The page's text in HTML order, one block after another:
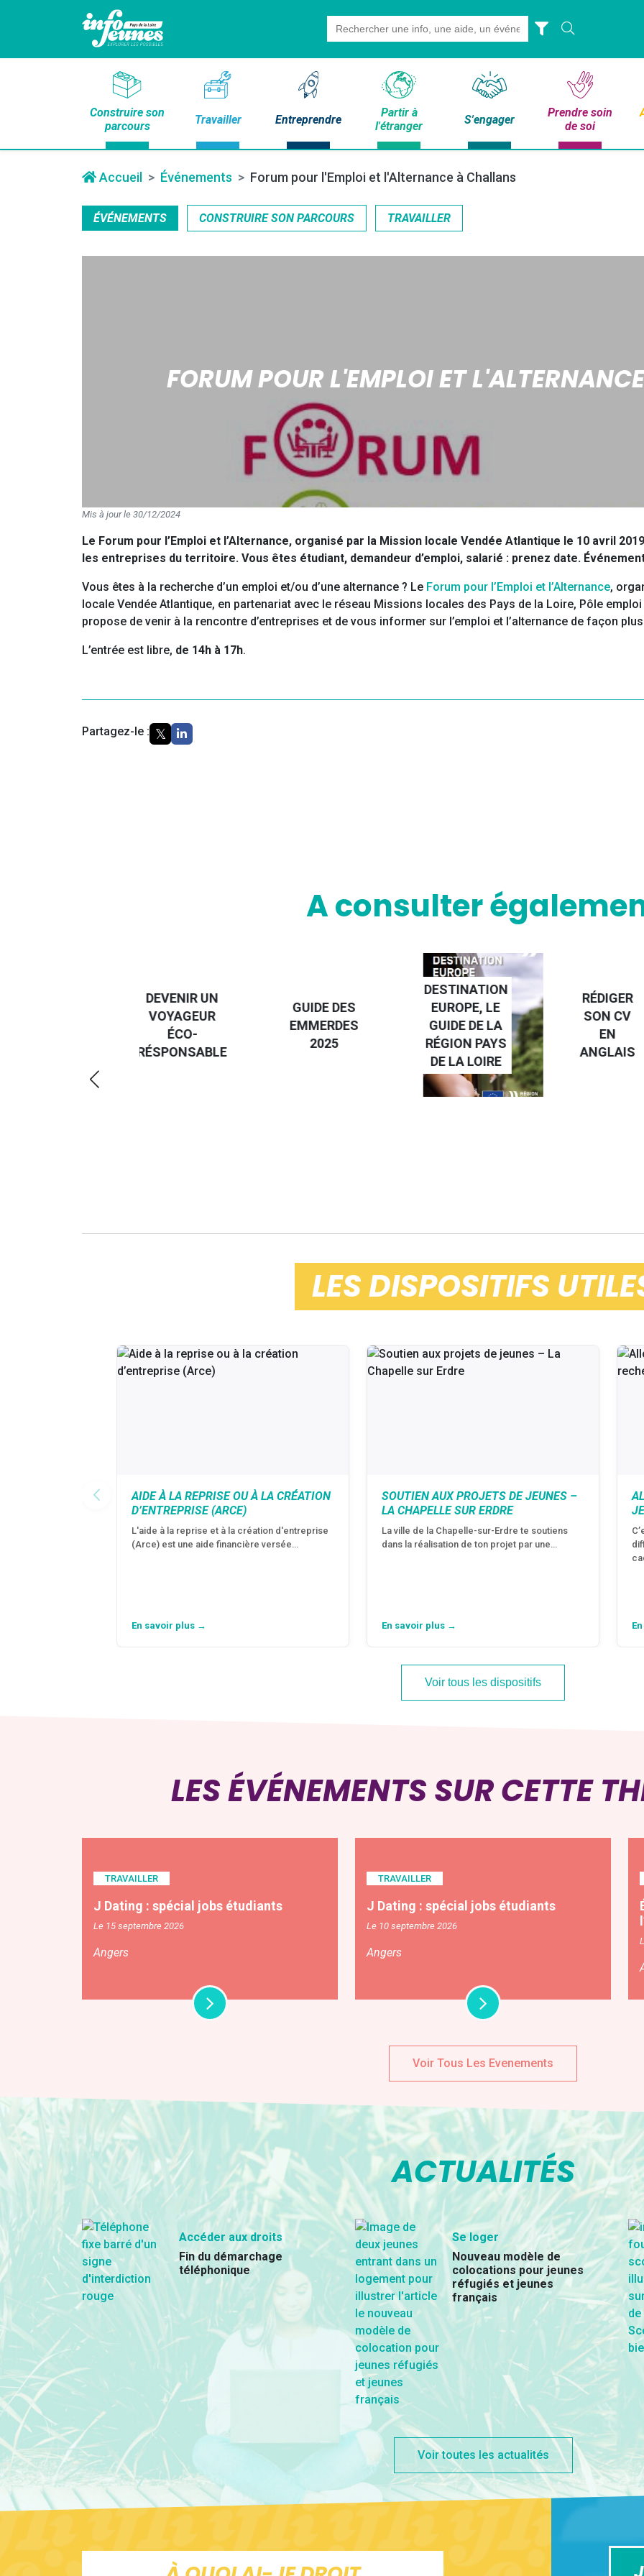
Search
for:
Construire son
parcours
Travailler Entreprendre
Partir à
l'étranger
S'engager
Prendre soin
de soi
Accueil Événements Forum pour l'Emploi et l'Alternance à Challans
ÉVÉNEMENTS CONSTRUIRE SON PARCOURS TRAVAILLER
FORUM POUR L'EMPLOI ET
Mis à jour le 30/12/2024
Le Forum pour l’Emploi et l’Alternance, organisé par la Mission locale Vendée Atlantique le 10 avril
les entreprises du territoire. Vous êtes étudiant, demandeur d’emploi, salarié : prenez date.
Vous êtes à la recherche d’un emploi et/ou d’une alternance ? Le Forum pour l’Emploi et l’Alternance,
locale Vendée Atlantique, en partenariat avec le réseau Missions locales des Pays de la Loire, Pôle
propose de venir à la rencontre d’entreprises et de vous informer sur l’emploi et l’alternance de façon
L’entrée est libre, de 14h à 17h.
Partagez-le :
A consulter
GUIDE DES
EMMERDES
2025
EUROPE, LE
GUIDE DE LA
RÉGION PAYS
RÉDIGER
SON CV
EN
ANGLAIS
FAIRE UN
STAGE À
LES DISPOSITIFS
AIDE À LA REPRISE OU À LA CRÉATION
D’ENTREPRISE (ARCE)
L'aide à la reprise et à la création d'entreprise
(Arce) est une aide financière versée…
En savoir plus →
SOUTIEN AUX PROJETS DE JEUNES –
LA CHAPELLE SUR ERDRE
La ville de la Chapelle-sur-Erdre te soutiens
dans la réalisation de ton projet par une…
En savoir plus →
Voir tous les dispositifs
LES ÉVÉNEMENTS SUR CETTE
TRAVAILLER
J Dating : spécial jobs étudiants
Le 15 septembre 2026
Angers
TRAVAILLER
J Dating : spécial jobs étudiants
Le 10 septembre 2026
Angers
Voir Tous Les Evenements
ACTUALITÉS
Accéder aux droits
Fin du démarchage
téléphonique
Se loger
Nouveau modèle de
colocations pour jeunes
réfugiés et jeunes
français
Voir toutes les actualités